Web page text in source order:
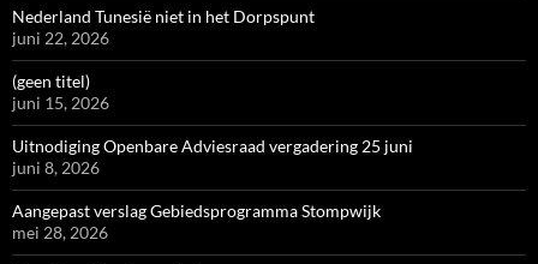
Nederland Tunesië niet in het Dorpspunt
juni 22, 2026
(geen titel)
juni 15, 2026
Uitnodiging Openbare Adviesraad vergadering 25 juni
juni 8, 2026
Aangepast verslag Gebiedsprogramma Stompwijk
mei 28, 2026